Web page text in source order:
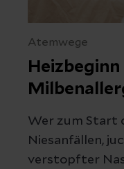
Atemwege
Wer zum Start
Niesanfällen,
verstopfter